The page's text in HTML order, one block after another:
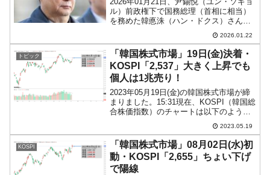
ル）前政権下で国務総理（首相に相当）
を務めた韓悳洙（ハン・ドクス）さんに
対して「懲役23年の実刑判決」という判
決を出しました。↑公判中の韓悳洙（ハ
ン・ドクス）前首相。韓悳洙（ハン・ド
クス）さんにか...
2026.01.22
トピック
「韓国株式市場」19日(金)決着・
KOSPI「2,537」大きく上昇でも
個人は1兆売り！
2023年05月19日(金)の韓国株式市場が締
まりました。15:31現在、KOSPI（韓国総
合株価指数）のチャートは以下のように
『Investing.com』より引用）。陽線で締
まりました。KOSPIは「2,537」...
2023.05.19
KOSPI
「韓国株式市場」08月02日(水)初
動・KOSPI「2,655」ちょい下げ
で陽線